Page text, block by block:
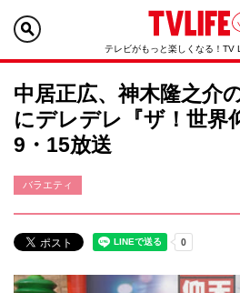
テレビがもっと楽しくなる！TV
中居正広、神木隆之介
にデレデレ『ザ！世界
9・15放送
バラエティ